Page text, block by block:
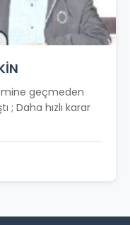
geçmeden
; Daha hızlı karar